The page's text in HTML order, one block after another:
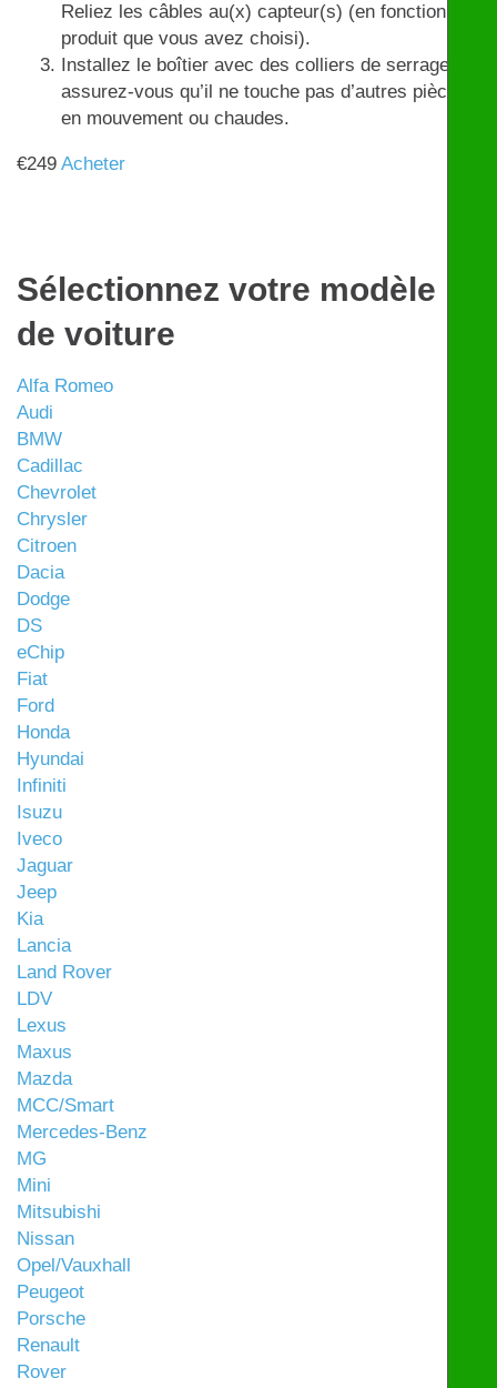
Reliez les câbles au(x) capteur(s) (en fonction du
produit que vous avez choisi).
Installez le boîtier avec des colliers de serrage et
assurez-vous qu’il ne touche pas d’autres pièces
en mouvement ou chaudes.
€249 Acheter
Sélectionnez votre modèle
de voiture
Alfa Romeo
Audi
BMW
Cadillac
Chevrolet
Chrysler
Citroen
Dacia
Dodge
DS
eChip
Fiat
Ford
Honda
Hyundai
Infiniti
Isuzu
Iveco
Jaguar
Jeep
Kia
Lancia
Land Rover
LDV
Lexus
Maxus
Mazda
MCC/Smart
Mercedes-Benz
MG
Mini
Mitsubishi
Nissan
Opel/Vauxhall
Peugeot
Porsche
Renault
Rover